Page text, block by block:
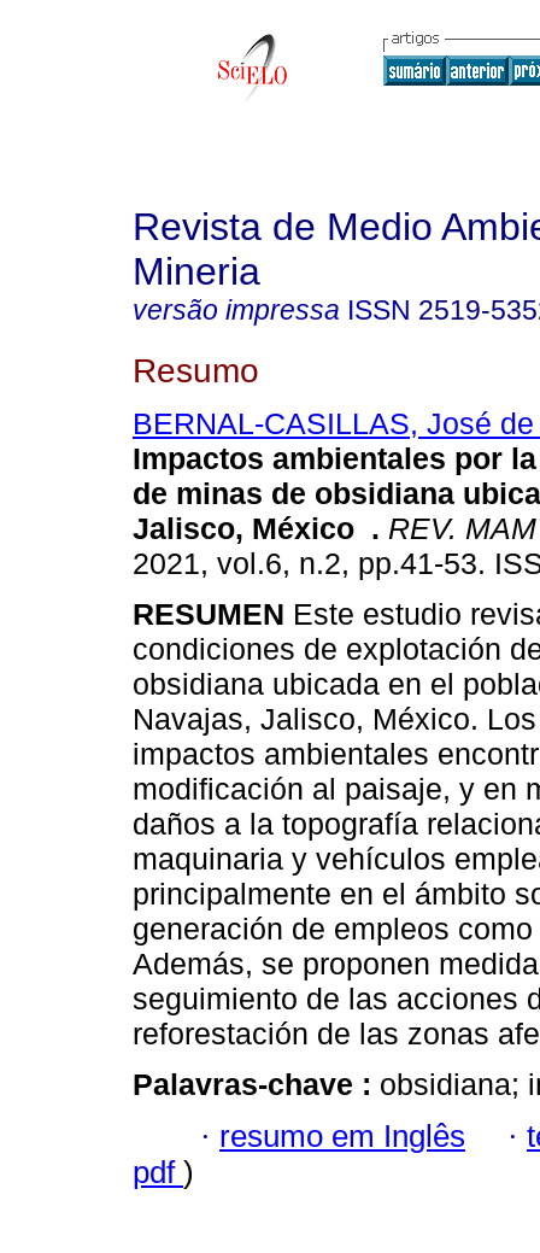
Revista de Medio
Mineria
versão impressa ISSN 2519-
Resumo
BERNAL-CASILLAS, José
Impactos ambientales por
de minas de obsidiana
Jalisco, México . REV.
2021, vol.6, n.2, pp.41-53.
RESUMEN Este estudio
condiciones de explotación
obsidiana ubicada en el
Navajas, Jalisco, México.
impactos ambientales
modificación al paisaje, y en
daños a la topografía
maquinaria y vehículos
principalmente en el ámbito
generación de empleos
Además, se proponen
seguimiento de las acciones
reforestación de las zonas
Palavras-chave : obsidiana;
· resumo em Inglês ·
pdf )